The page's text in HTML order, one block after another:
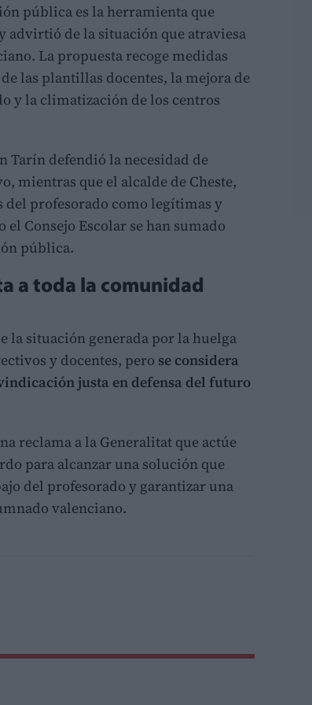
pública es la herramienta que
advirtió de la situación que atraviesa
La propuesta recoge medidas
las plantillas docentes, la mejora de
y la climatización de los centros
Tarín defendió la necesidad de
mientras que el alcalde de Cheste,
profesorado como legítimas y
Consejo Escolar se han sumado
pública.
a toda la comunidad
la situación generada por la huelga
y docentes, pero se considera
justa en defensa del futuro
reclama a la Generalitat que actúe
para alcanzar una solución que
del profesorado y garantizar una
valenciano.